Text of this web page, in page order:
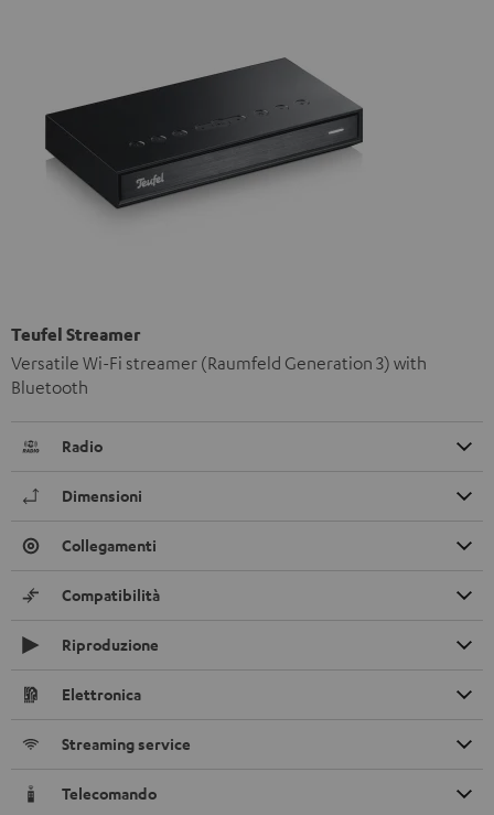
Teufel Streamer
Versatile Wi-Fi streamer (Raumfeld Generation 3) with
Bluetooth
Radio
Dimensioni
Collegamenti
Compatibilità
Riproduzione
Elettronica
Streaming service
Telecomando